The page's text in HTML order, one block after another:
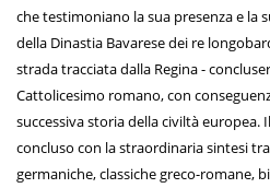
che testimoniano la sua presenza e la
della Dinastia Bavarese dei re
strada tracciata dalla Regina -
Cattolicesimo romano, con
successiva storia della civiltà
concluso con la straordinaria sintesi
germaniche, classiche greco-romane,